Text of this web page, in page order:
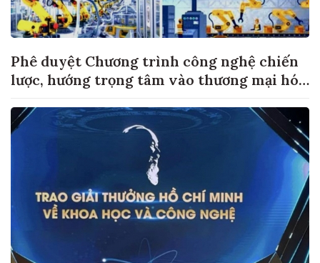
Phê duyệt Chương trình công nghệ chiến
lược, hướng trọng tâm vào thương mại hóa